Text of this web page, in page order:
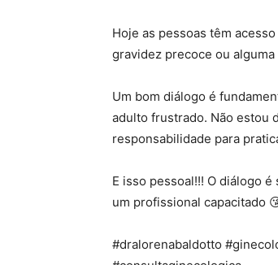
Hoje as pessoas têm
gravidez precoce ou
Um bom diálogo é
adulto frustrado. Não estou
responsabilidade para
E isso pessoal!!! O diálogo
um profissional capacitado
#dralorenabaldotto